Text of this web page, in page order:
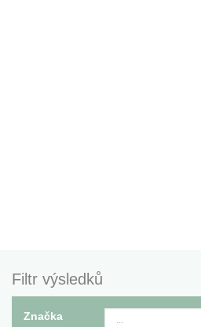
Filtr výsledků
Značka